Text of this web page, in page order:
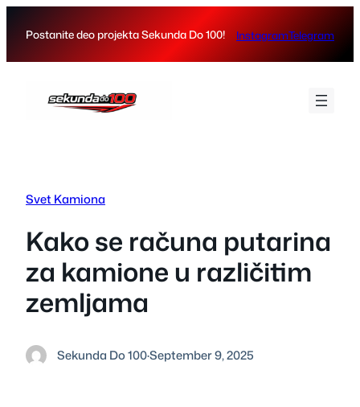
Postanite deo projekta Sekunda Do 100! InstagramTelegram
Svet Kamiona
Kako se računa putarina
za kamione u različitim
zemljama
Sekunda Do 100·September 9, 2025